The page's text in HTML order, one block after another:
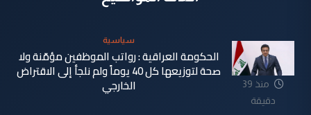
منذ 39
دقيقة
سياسية
الحكومة العراقية : رواتب الموظفين مؤمّنة ولا
صحة لتوزيعها كل 40 يوماً ولم نلجأ إلى الاقتراض
الخارجي